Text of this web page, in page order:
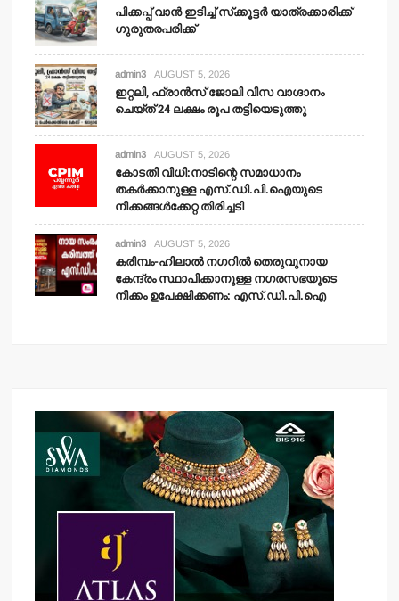
പിക്കപ്പ് വാന്‍ ഇടിച്ച് സ്‌ക്കൂട്ടര്‍ യാത്രക്കാരിക്ക്
ഗുരുതരപരിക്ക്
admin3 AUGUST 5, 2026
ഇറ്റലി, ഫ്രാന്‍സ് ജോലി വിസ വാഗ്ദാനം
ചെയ്ത് 24 ലക്ഷം രൂപ തട്ടിയെടുത്തു
admin3 AUGUST 5, 2026
കോടതി വിധി:നാടിന്റെ സമാധാനം
തകര്‍ക്കാനുള്ള എസ്.ഡി.പി.ഐയുടെ
നീക്കങ്ങള്‍ക്കേറ്റ തിരിച്ചടി
admin3 AUGUST 5, 2026
കരിമ്പം-ഹിലാല്‍ നഗറില്‍ തെരുവുനായ
കേന്ദ്രം സ്ഥാപിക്കാനുള്ള നഗരസഭയുടെ
നീക്കം ഉപേക്ഷിക്കണം: എസ്.ഡി.പി.ഐ